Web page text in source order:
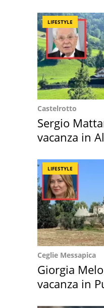
LIFESTYLE
Castelrotto
Sergio
vacanza in
LIFESTYLE
Ceglie Messapica
Giorgia
vacanza in